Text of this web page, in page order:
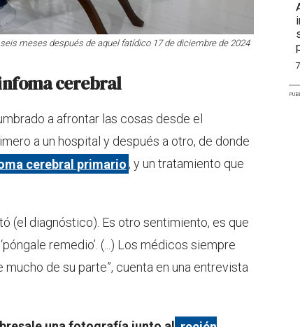
meses después de aquel fatídico 17 de diciembre de 2024
cerebral
a afrontar las cosas desde el
a un hospital y después a otro, de donde
cerebral primario, y un tratamiento que
(el diagnóstico). Es otro sentimiento, es que
remedio’. (...) Los médicos siempre
de su parte”, cuenta en una entrevista